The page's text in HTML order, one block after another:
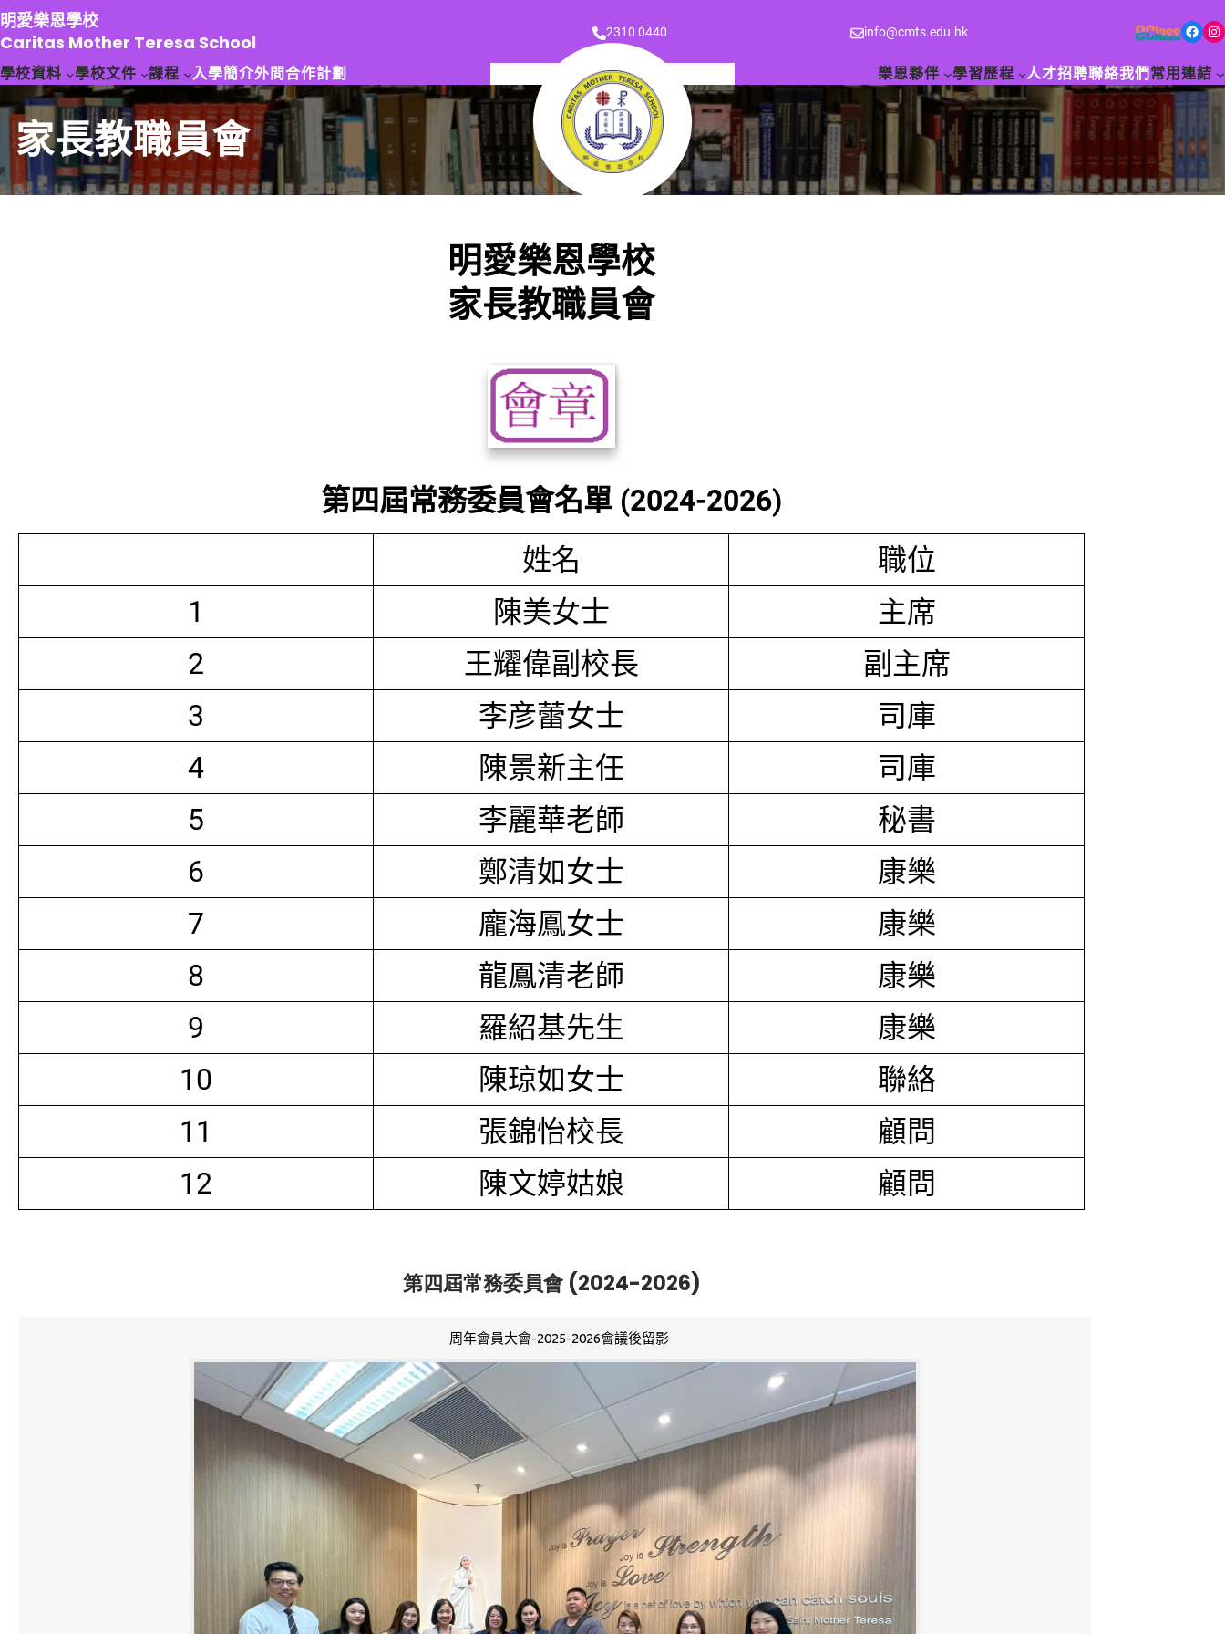
跳
至
主
要
容
明愛樂恩學校
Caritas Mother Teresa School
2310 0440 info@cmts.edu.hk Facebook Instagram
學校資料 學校文件 課程 入學簡介外間合作計劃 樂恩夥伴 學習歷程 人才招聘聯絡我們 常用連結
家長教職員會
明愛樂恩學校
家長教職員會
第四屆常務委員會名單 (2024-2026)
姓名
職位
1
陳美女士
主席
2
王耀偉副校長
副主席
3
李彦蕾女士
司庫
4
陳景新主任
司庫
5
李麗華老師
秘書
6
鄭清如女士
康樂
7
龐海鳳女士
康樂
8
龍鳳清老師
康樂
9
羅紹基先生
康樂
10
陳琼如女士
聯絡
11
張錦怡校長
顧問
12
陳文婷姑娘 顧問
第四屆常務委員會 (2024-2026)
周年會員大會-2025-2026會議後留影